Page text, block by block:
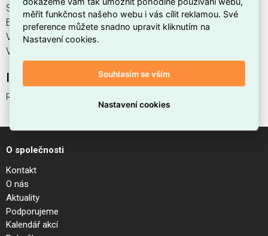
Svítidla, světelné zdroje a LED osvětlení, výrobce Ideal Lux,
EAN 8021696327419, kód dodavatele 327419. RUBBER
VETRO D15 AMBRA nabízíme od 1 ks. Kód EMAS RUBBER
VETRO D15 AMBRA je ELSVOS1786525.
Interní název produktu
RUBBER VETRO D15 AMBRA
O společnosti
Kontakt
O nás
Aktuality
Podporujeme
Kalendář akcí
měřit funkčnost našeho webu i vás cílit reklamou. Své
preference můžete snadno upravit kliknutím na
Nastavení cookies.
Souhlasím se vším
Nastavení cookies